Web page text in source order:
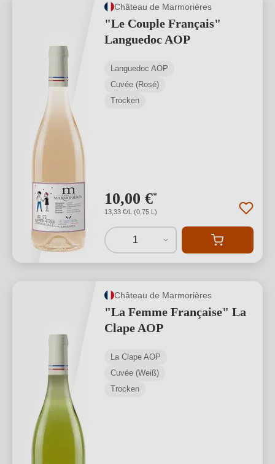
Château de Marmorières
"Le Couple Français"
Languedoc AOP
Languedoc AOP
Cuvée (Rosé)
Trocken
10,00 €*
13,33 €/L (0,75 L)
1
Château de Marmorières
"La Femme Française" La
Clape AOP
La Clape AOP
Cuvée (Weiß)
Trocken